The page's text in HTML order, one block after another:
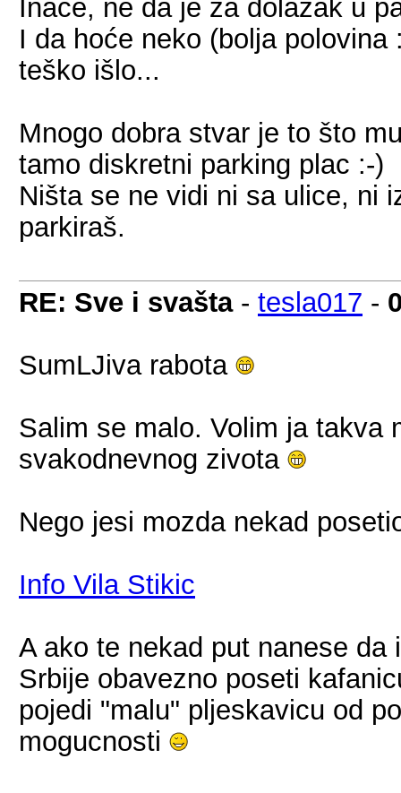
Inače, ne da je za dolazak u
I da hoće neko (bolja
teško išlo...
Mnogo dobra stvar je to što
tamo diskretni parking plac :-)
Ništa se ne vidi ni sa ulice, ni
parkiraš.
RE: Sve i svašta- tesla017 -
SumLJiva rabota
Salim se malo. Volim ja takva
svakodnevnog zivota
Nego jesi mozda nekad
Info Vila Stikic
A ako te nekad put nanese
Srbije obavezno poseti
pojedi "malu" pljeskavicu od
mogucnosti